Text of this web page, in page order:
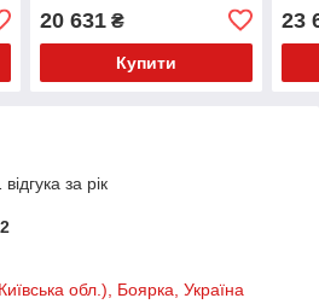
20 631₴
Купити
23
за рік
обл.), Боярка, Україна